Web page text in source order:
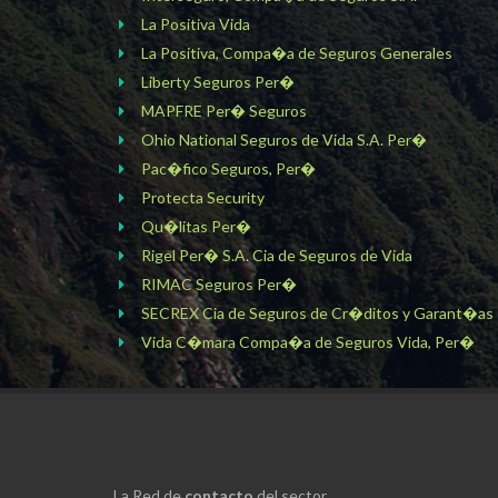
La Positiva Vida
La Positiva, Compa�a de Seguros Generales
Liberty Seguros Per�
MAPFRE Per� Seguros
Ohio National Seguros de Vida S.A. Per�
Pac�fico Seguros, Per�
Protecta Security
Qu�litas Per�
Rigel Per� S.A. Cia de Seguros de Vida
RIMAC Seguros Per�
SECREX Cia de Seguros de Cr�ditos y
Vida C�mara Compa�a de Seguros Vida, Per�